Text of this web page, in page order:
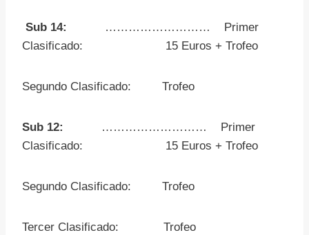
Sub 14: ………………………
Primer
Clasificado: 15 Euros + Trofeo
Segundo Clasificado: Trofeo
Sub 12: ………………………
Primer
Clasificado: 15 Euros + Trofeo
Segundo Clasificado: Trofeo
Tercer Clasificado: Trofeo